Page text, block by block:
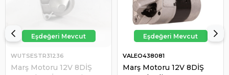
Marş Motoru 12V 8DİŞ
WUTSESTR31236
Marş Motoru 12V 8DİŞ
VALEO438081